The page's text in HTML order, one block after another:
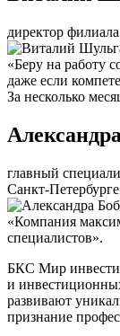
директор
«Беру на работу
даже если
За несколько
главный
Санкт-Петербурге
«Компания
специалистов».
БКС Мир
и
развивают
признание